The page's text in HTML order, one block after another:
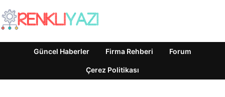
Güncel Haberler Firma Rehberi Forum
Çerez Politikası